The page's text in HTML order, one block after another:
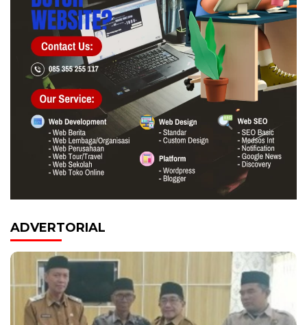
ADVERTORIAL